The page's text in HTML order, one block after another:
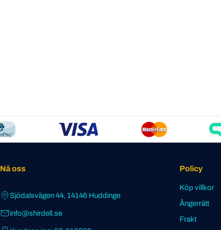
Nå oss
Sjödalsvägen 44, 14146 Huddinge
info@shirdell.se
Policy
Köp villkor
Ångerrätt
Frakt